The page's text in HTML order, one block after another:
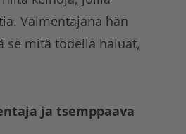
Valmentajana hän
se mitä todella haluat,
ja tsemppaava